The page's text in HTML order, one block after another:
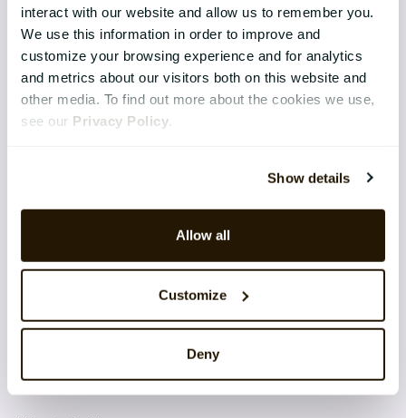
interact with our website and allow us to remember you.
We use this information in order to improve and
customize your browsing experience and for analytics
and metrics about our visitors both on this website and
other media. To find out more about the cookies we use,
see our Privacy Policy
Show details
Allow all
Customize
Deny
Application Management Services
Säkerhet
Cloud architecture
IT-chef